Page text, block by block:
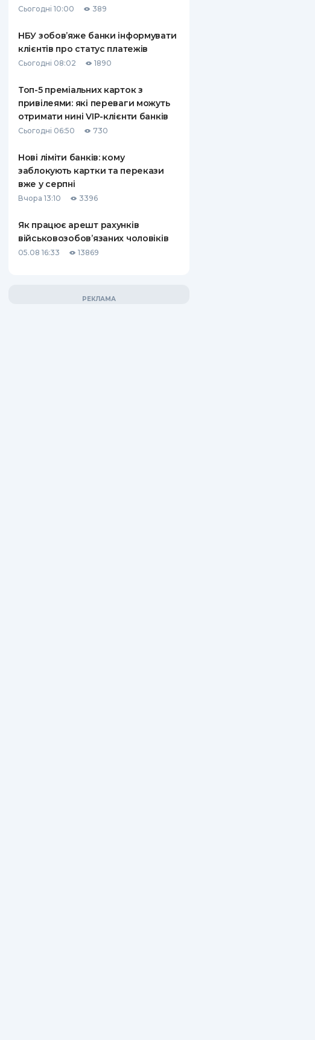
СТРАХУВАННЮ
ВСІ СТРАХОВІ ПОЛІСИ
ВІДГУКИ ПРО СТРАХОВІ
КОМПАНІЇ
КОНТАКТИ
Сьогодні 10:00 389
НБУ зобов’яже банки інформувати
клієнтів про статус платежів
Сьогодні 08:02 1890
Топ-5 преміальних карток з
привілеями: які переваги можуть
отримати нині VIP-клієнти банків
Сьогодні 06:50 730
Нові ліміти банків: кому
заблокують картки та перекази
вже у серпні
Вчора 13:10 3396
Як працює арешт рахунків
військовозобов’язаних чоловіків
05.08 16:33 13869